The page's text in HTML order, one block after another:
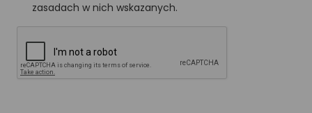
zasadach w nich wskazanych.